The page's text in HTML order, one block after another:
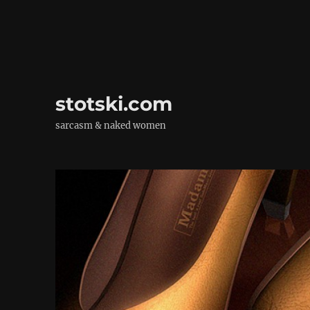
stotski.com
sarcasm & naked women